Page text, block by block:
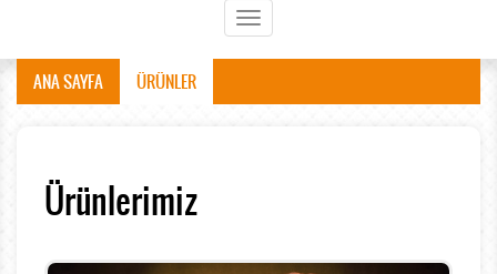
Toggle
navigation
ANA SAYFA ÜRÜNLER
Ürünlerimiz